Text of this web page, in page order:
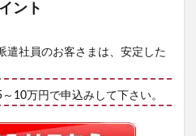
ント
社員のお客さまは、安定した
10万円で申込みして下さい。